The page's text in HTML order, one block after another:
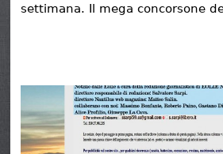
settimana. Il mega concorsone